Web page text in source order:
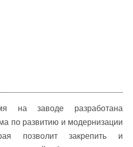
на заводе разработана
по развитию и модернизации
позволит закрепить и